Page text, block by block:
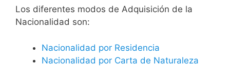
​​​Los diferentes modos de Adquisición de la
Nacionalidad son:
Nacionalidad por Residencia
Nacionalidad por Carta de Naturaleza